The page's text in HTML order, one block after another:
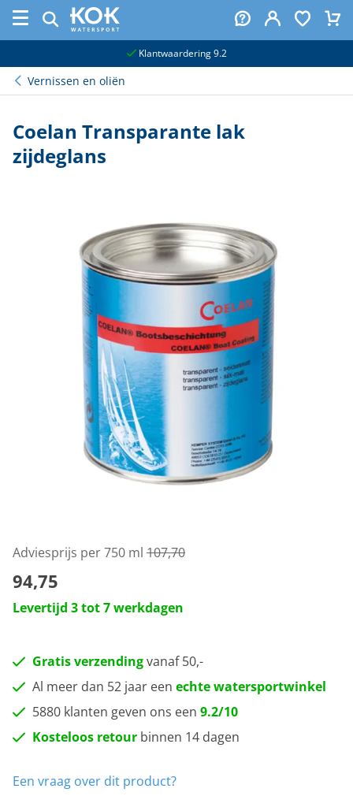
Klantwaardering 9.2
Vernissen en oliën
Coelan Transparante lak
zijdeglans
Adviesprijs per 750 ml 107,70
94,75
Levertijd 3 tot 7 werkdagen
Gratis verzendingvanaf 50,-
Al meer dan 52 jaar een echte watersportwinkel
5880 klanten geven ons een 9.2/10
Kosteloos retour binnen 14 dagen
Een vraag over dit product?